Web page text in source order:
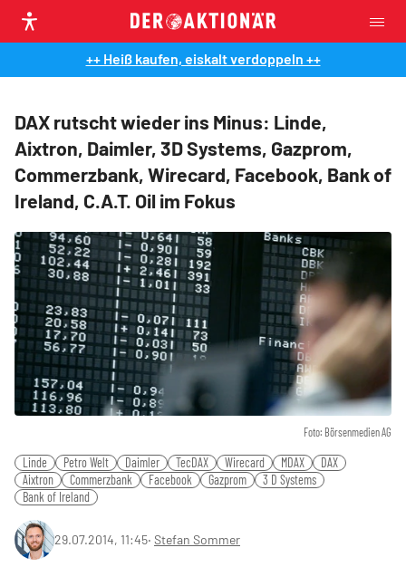
++ Heiß kaufen, eiskalt verdoppeln ++
DAX rutscht wieder ins Minus: Linde,
Aixtron, Daimler, 3D Systems, Gazprom,
Commerzbank, Wirecard, Facebook, Bank of
Ireland, C.A.T. Oil im Fokus
Foto: Börsenmedien AG
Linde Petro Welt Daimler TecDAX Wirecard MDAX
DAX
Aixtron
Commerzbank Facebook Gazprom
3 D Systems
Bank of Ireland
29.07.2014, 11:45‧ Stefan Sommer